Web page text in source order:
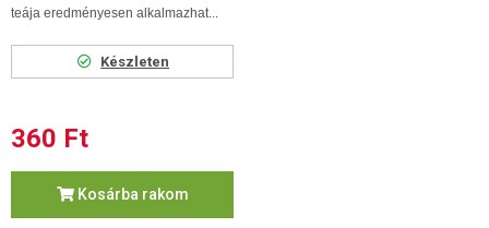
teája eredményesen alkalmazhat...
Készleten
360 Ft
Kosárba rakom